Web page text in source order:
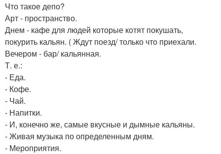
Что такое депо?
Арт - пространство.
Днем - кафе для людей которые котят покушать,
покурить кальян. ( Ждут поезд/ только что приехали.
Вечером - бар/ кальянная.
Т. е.:
- Еда.
- Кофе.
- Чай.
- Напитки.
- И, конечно же, самые вкусные и дымные кальяны.
- Живая музыка по определенным дням.
- Мероприятия.